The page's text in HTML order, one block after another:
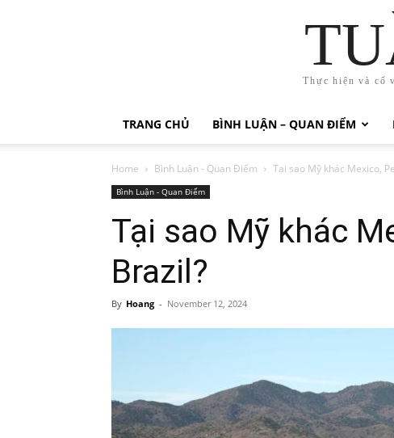
Thực hiện và cổ
TRANG CHỦ BÌNH LUẬN – QUAN ĐIỂM
Home Bình Luận - Quan Điểm Tại sao Mỹ khác Mexico,
Bình Luận - Quan Điểm
Tại sao Mỹ khác
Brazil?
By Hoang - November 12, 2024